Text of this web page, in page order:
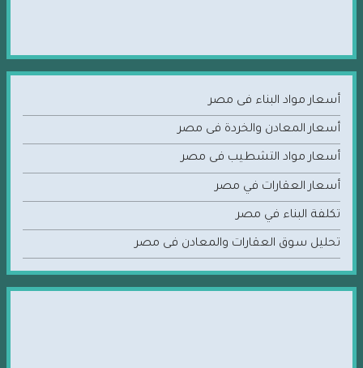
أسعار مواد البناء فى مصر
أسعار المعادن والخردة فى مصر
أسعار مواد التشطيب فى مصر
أسعار العقارات في مصر
تكلفة البناء في مصر
تحليل سوق العقارات والمعادن فى مصر